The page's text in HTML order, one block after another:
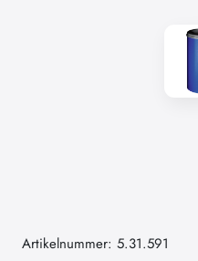
Artikelnummer: 5.31.591